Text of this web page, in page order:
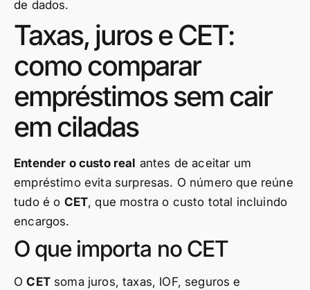
de dados.
Taxas, juros e CET:
como comparar
empréstimos sem cair
em ciladas
Entender o custo real antes de aceitar um
empréstimo evita surpresas. O número que reúne
tudo é o CET, que mostra o custo total incluindo
encargos.
O que importa no CET
OCETsoma juros, taxas, IOF, seguros e